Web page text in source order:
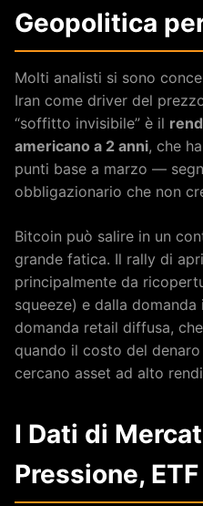
Geopolitica
Molti analisti si sono
Iran come driver del
“soffitto invisibile” è il
americano a 2 anni, che
punti base a marzo —
obbligazionario che non
Bitcoin può salire in un
grande fatica. Il rally di
principalmente da
squeeze) e dalla
domanda retail diffusa,
quando il costo del
cercano asset ad alto
I Dati di
Pressione,